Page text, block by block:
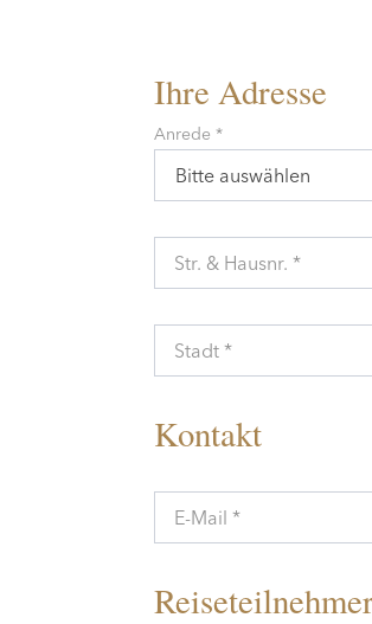
Ihre Adresse
Bitte auswählen
Anrede *
Str. & Hausnr. *
Stadt *
Kontakt
E-Mail *